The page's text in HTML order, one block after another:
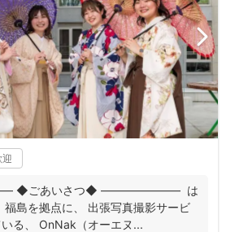
ごあいさつ◆ ――――――― は
福島を拠点に、 出張写真撮影サービ
る、 OnNak（オーエヌ...